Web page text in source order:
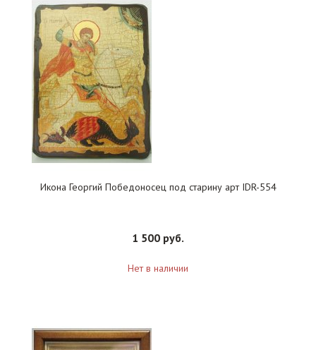
Икона Георгий Победоносец под старину арт IDR-554
1 500 руб.
Нет в наличии